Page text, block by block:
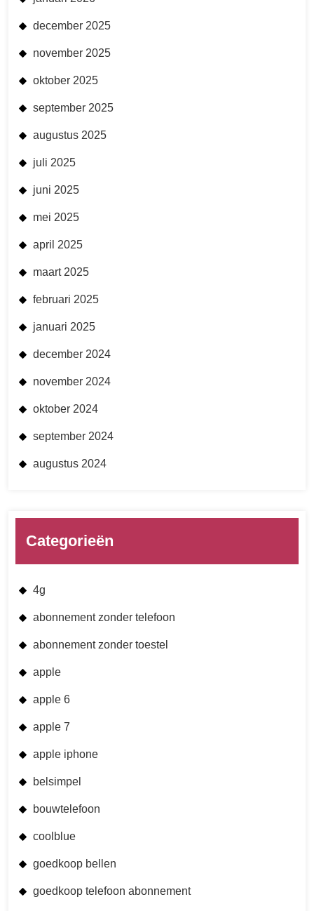
december 2025
november 2025
oktober 2025
september 2025
augustus 2025
juli 2025
juni 2025
mei 2025
april 2025
maart 2025
februari 2025
januari 2025
december 2024
november 2024
oktober 2024
september 2024
augustus 2024
Categorieën
4g
abonnement zonder telefoon
abonnement zonder toestel
apple
apple 6
apple 7
apple iphone
belsimpel
bouwtelefoon
coolblue
goedkoop bellen
goedkoop telefoon abonnement